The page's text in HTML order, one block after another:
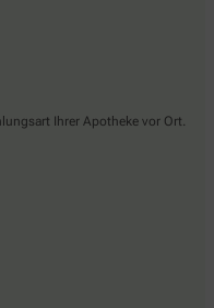
Ihrer Apotheke vor Ort.